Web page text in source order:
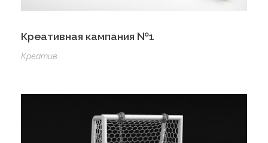
Креативная кампания №1
Креатив